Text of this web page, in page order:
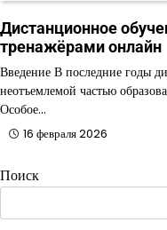
Дистанционное
тренажёрами онлайн
Введение В последние годы
неотъемлемой частью
Особое…
16 февраля 2026
Поиск